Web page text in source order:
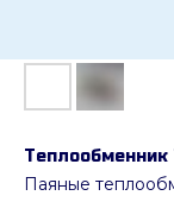
Теплообменник
Паяные